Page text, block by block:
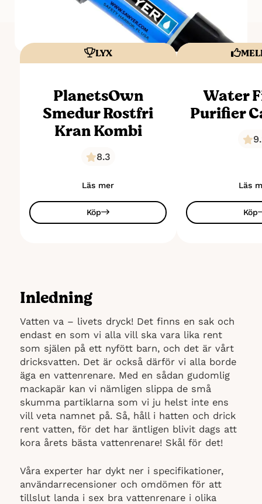
LYX
PlanetsOwn
Smedur Rostfri
Kran Kombi
8.3
Läs mer
Köp
Water
Purifier
Läs
Köp
Inledning
Vatten va – livets dryck! Det finns en sak och
endast en som vi alla vill ska vara lika rent
som själen på ett nyfött barn, och det är vårt
dricksvatten. Det är också därför vi alla borde
äga en vattenrenare. Med en sådan gudomlig
mackapär kan vi nämligen slippa de små
skumma partiklarna som vi ju helst inte ens
vill veta namnet på. Så, håll i hatten och drick
rent vatten, för det har äntligen blivit dags att
kora årets bästa vattenrenare! Skål för det!
Våra experter har dykt ner i specifikationer,
användarrecensioner och omdömen för att
tillslut landa i sex bra vattenrenare i olika